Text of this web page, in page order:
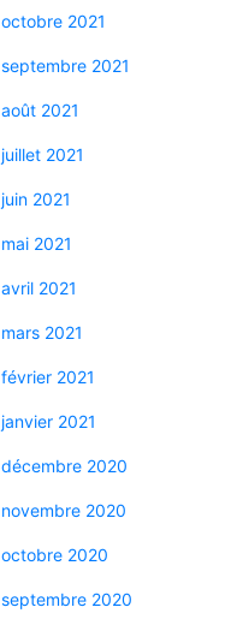
octobre 2021
septembre 2021
août 2021
juillet 2021
juin 2021
mai 2021
avril 2021
mars 2021
février 2021
janvier 2021
décembre 2020
novembre 2020
octobre 2020
septembre 2020